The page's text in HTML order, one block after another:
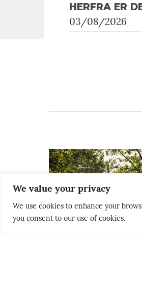
We value your privacy
We use cookies to enhance your
you consent to our use of cookies.
HERFRA ER
03/08/2026